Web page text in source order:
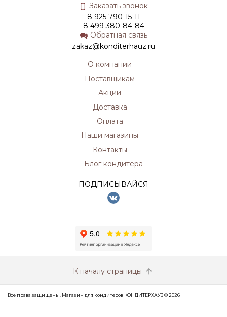
Заказать звонок
8 925 790-15-11
8 499 380-84-84
Обратная связь
zakaz@konditerhauz.ru
О компании
Поставщикам
Акции
Доставка
Оплата
Наши магазины
Контакты
Блог кондитера
ПОДПИСЫВАЙСЯ
К началу страницы
Все права защищены. Магазин для кондитеров КОНДИТЕРХАУЗ © 2026